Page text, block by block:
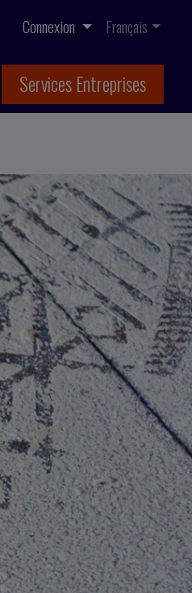
Connexion Français
Services Entreprises